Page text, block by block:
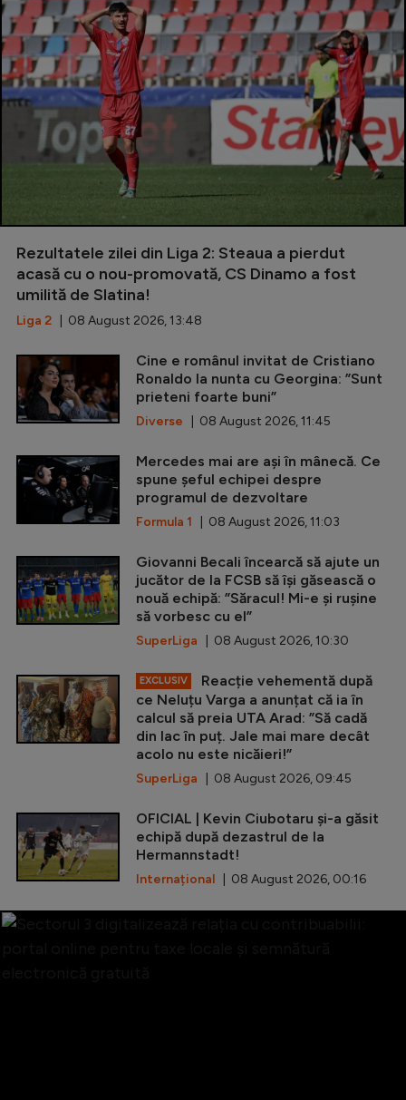
Rezultatele zilei din Liga 2: Steaua a pierdut
acasă cu o nou-promovată, CS Dinamo a fost
umilită de Slatina!
Liga 2 | 08 August 2026, 13:48
Cine e românul invitat de Cristiano
Ronaldo la nunta cu Georgina: ”Sunt
prieteni foarte buni”
Diverse | 08 August 2026, 11:45
Mercedes mai are ași în mânecă. Ce
spune șeful echipei despre
programul de dezvoltare
Formula 1 | 08 August 2026, 11:03
Giovanni Becali încearcă să ajute un
jucător de la FCSB să își găsească o
nouă echipă: ”Săracul! Mi-e și rușine
să vorbesc cu el”
SuperLiga | 08 August 2026, 10:30
EXCLUSIV
Reacție vehementă după
ce Neluțu Varga a anunțat că ia în
calcul să preia UTA Arad: ”Să cadă
din lac în puț. Jale mai mare decât
acolo nu este nicăieri!”
SuperLiga | 08 August 2026, 09:45
OFICIAL | Kevin Ciubotaru și-a găsit
echipă după dezastrul de la
Hermannstadt!
Internațional | 08 August 2026, 00:16